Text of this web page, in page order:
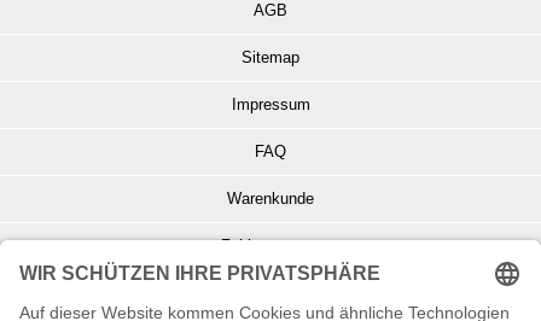
AGB
Sitemap
Impressum
FAQ
Warenkunde
Zahlungsarten